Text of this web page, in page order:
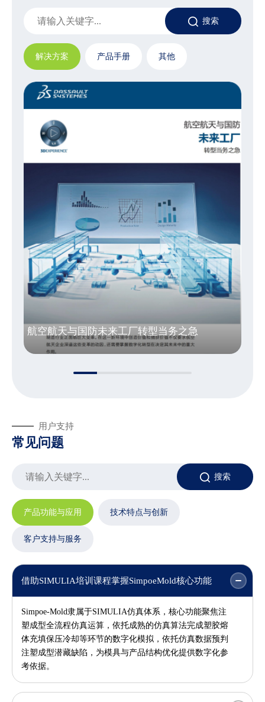
搜索
解决方案 产品手册 其他
航空航天与国防未来工厂转型当务之急
达索系统赋能创新汽车与交通运输行业
pdf
10415.51kb
用户支持
常见问题
搜索
产品功能与应用 技术特点与创新
客户支持与服务
借助SIMULIA培训课程掌握SimpoeMold核心功能
Simpoe-Mold隶属于SIMULIA仿真体系，核心功能聚焦注
塑成型全流程仿真运算，依托成熟的仿真算法完成塑胶熔
体充填保压冷却等环节的数字化模拟，依托仿真数据预判
注塑成型潜藏缺陷，为模具与产品结构优化提供数字化参
考依据。